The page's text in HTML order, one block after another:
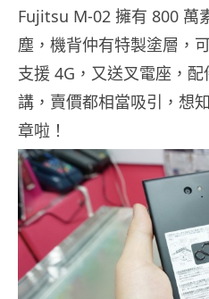
Fujitsu M-02 擁有 800 萬
塵，機背仲有特製塗層，
支援 4G，又送叉電座，
講，賣價都相當吸引，想
章啦！